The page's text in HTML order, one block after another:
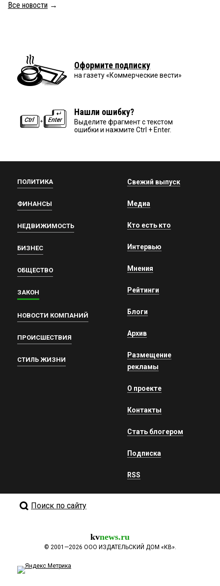
Все новости →
Оформите подписку
на газету «Коммерческие вести»
Нашли ошибку?
Выделите фрагмент с текстом
ошибки и нажмите Ctrl + Enter.
ПОЛИТИКА
ФИНАНСЫ
НЕДВИЖИМОСТЬ
БИЗНЕС
ОБЩЕСТВО
ЗАКОН
НОВОСТИ КОМПАНИЙ
ПРОИСШЕСТВИЯ
СТИЛЬ ЖИЗНИ
Свежий выпуск
Медиа
Кто есть кто
Интервью
Мнения
Рейтинги
Блоги
Архив
Размещение
рекламы
О проекте
Контакты
Стать блогером
Подписка
RSS
Поиск по сайту
kvnews.ru
© 2001—2026 ООО ИЗДАТЕЛЬСКИЙ ДОМ «КВ».